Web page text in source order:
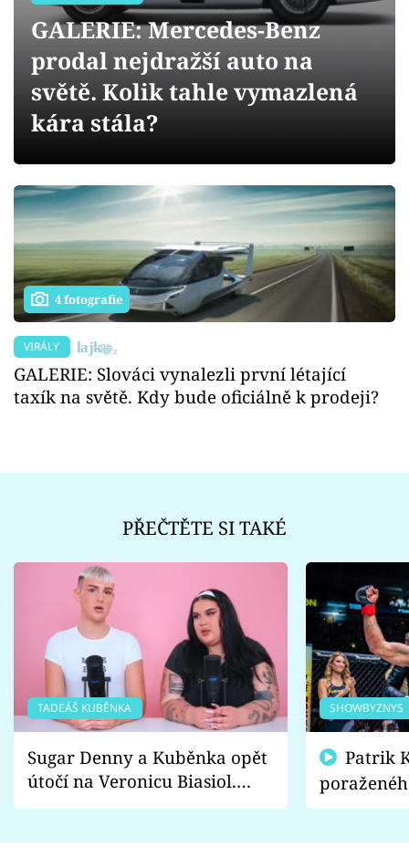
Sledujte prima+
Sledujte nás
GALERIE: Mercedes-Benz
prodal nejdražší auto na
světě. Kolik tahle vymazlená
kára stála?
4 fotografie
VIRÁLY
GALERIE: Slováci vynalezli první létající
taxík na světě. Kdy bude oficiálně k prodeji?
PŘEČTĚTE SI TAKÉ
TADEÁŠ KUBĚNKA
Sugar Denny a Kuběnka opět
útočí na Veronicu Biasiol.
Proč je podle nich falešná a
SHOWBYZNYS
fanoušci